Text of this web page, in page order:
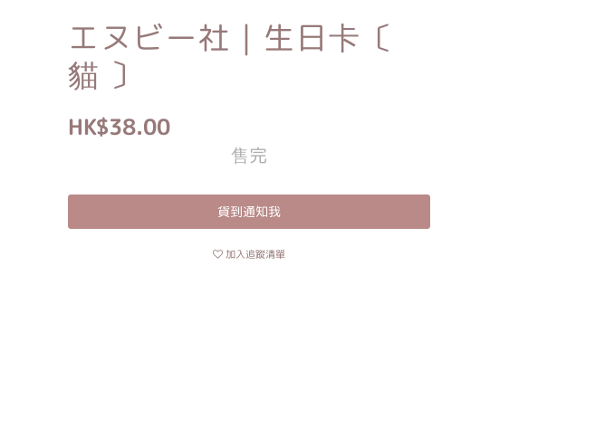
エヌビー社｜生日卡〔
貓 〕
HK$38.00
售完
貨到通知我
加入追蹤清單